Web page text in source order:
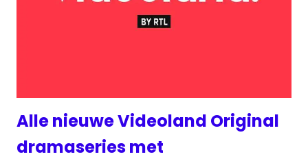
Alle nieuwe Videoland Original
dramaseries met